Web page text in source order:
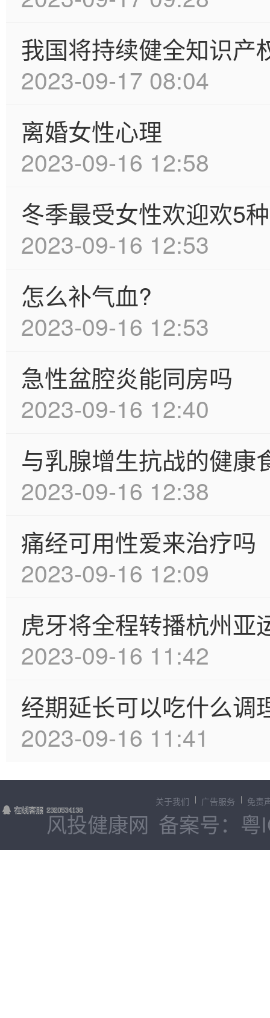
我国将持续健全知识产
2023-09-17 08:04
离婚女性心理
2023-09-16 12:58
冬季最受女性欢迎欢5
2023-09-16 12:53
怎么补气血?
2023-09-16 12:53
急性盆腔炎能同房吗
2023-09-16 12:40
与乳腺增生抗战的健康
2023-09-16 12:38
痛经可用性爱来治疗吗
2023-09-16 12:09
虎牙将全程转播杭州亚
2023-09-16 11:42
经期延长可以吃什么调
2023-09-16 11:41
关于我们 广告服务 免责
风投健康网 备案号：粤